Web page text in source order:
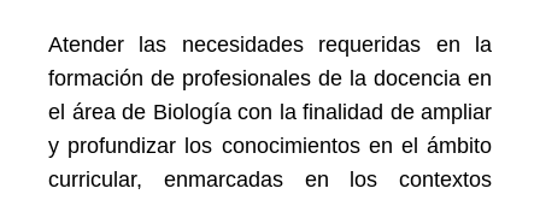
Atender las necesidades requeridas en la
formación de profesionales de la docencia en
el área de Biología con la finalidad de ampliar
y profundizar los conocimientos en el ámbito
curricular, enmarcadas en los contextos